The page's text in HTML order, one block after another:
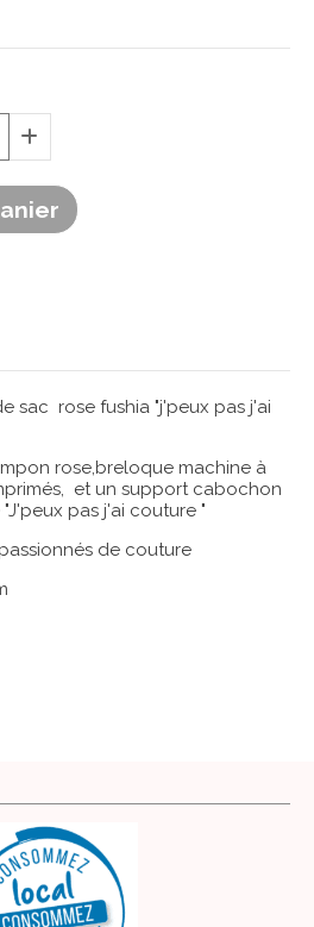
sac rose fushia "j'peux pas j'ai
rose,breloque machine à
et un support cabochon
pas j'ai couture "
de couture